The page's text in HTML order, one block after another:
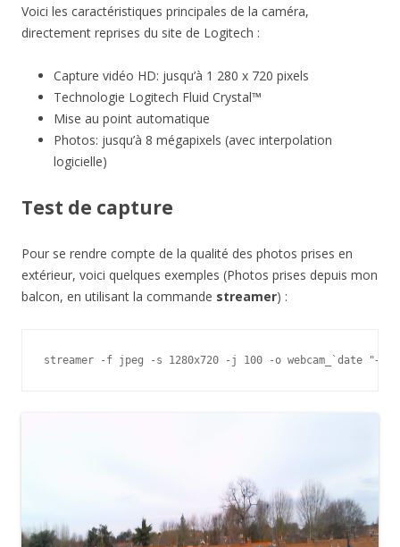
Voici les caractéristiques principales de la caméra,
directement reprises du site de Logitech :
Capture vidéo HD: jusqu’à 1 280 x 720 pixels
Technologie Logitech Fluid Crystal™
Mise au point automatique
Photos: jusqu’à 8 mégapixels (avec interpolation
logicielle)
Test de capture
Pour se rendre compte de la qualité des photos prises en
extérieur, voici quelques exemples (Photos prises depuis mon
balcon, en utilisant la commande streamer) :
streamer -f jpeg -s 1280x720 -j 100 -o webcam_`date